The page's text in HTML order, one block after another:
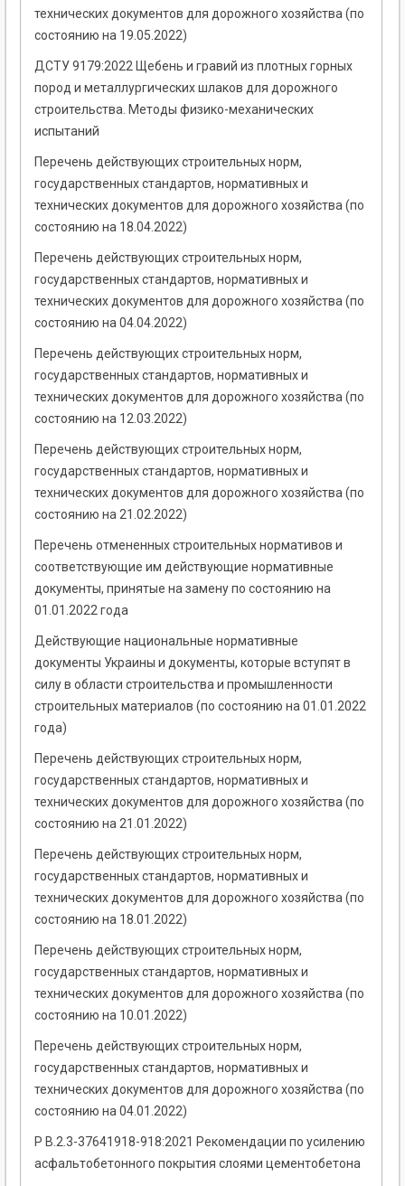
технических документов для дорожного хозяйства (по
состоянию на 19.05.2022)
ДСТУ 9179:2022 Щебень и гравий из плотных горных
пород и металлургических шлаков для дорожного
строительства. Методы физико-механических
испытаний
Перечень действующих строительных норм,
государственных стандартов, нормативных и
технических документов для дорожного хозяйства (по
состоянию на 18.04.2022)
Перечень действующих строительных норм,
государственных стандартов, нормативных и
технических документов для дорожного хозяйства (по
состоянию на 04.04.2022)
Перечень действующих строительных норм,
государственных стандартов, нормативных и
технических документов для дорожного хозяйства (по
состоянию на 12.03.2022)
Перечень действующих строительных норм,
государственных стандартов, нормативных и
технических документов для дорожного хозяйства (по
состоянию на 21.02.2022)
Перечень отмененных строительных нормативов и
соответствующие им действующие нормативные
документы, принятые на замену по состоянию на
01.01.2022 года
Действующие национальные нормативные
документы Украины и документы, которые вступят в
силу в области строительства и промышленности
строительных материалов (по состоянию на 01.01.2022
года)
Перечень действующих строительных норм,
государственных стандартов, нормативных и
технических документов для дорожного хозяйства (по
состоянию на 21.01.2022)
Перечень действующих строительных норм,
государственных стандартов, нормативных и
технических документов для дорожного хозяйства (по
состоянию на 18.01.2022)
Перечень действующих строительных норм,
государственных стандартов, нормативных и
технических документов для дорожного хозяйства (по
состоянию на 10.01.2022)
Перечень действующих строительных норм,
государственных стандартов, нормативных и
технических документов для дорожного хозяйства (по
состоянию на 04.01.2022)
Р В.2.3-37641918-918:2021 Рекомендации по усилению
асфальтобетонного покрытия слоями цементобетона